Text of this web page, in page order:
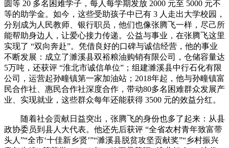
圆等 20 多名困难学子，每人每学期发放 2000 元至 5000 元不
等的助学金。如今，这些受助孩子中已有 3 人走出大学校园，
分别成为人民教师、银行职员，他们也像张腾飞一样，尽己所
能帮助身边人，让爱心接力传递。公益与事业，在张腾飞这里
实现了 “双向奔赴”。凭借良好的口碑与诚信经营，他的事业
不断发展：成立了濉溪县双裕粮油购销有限公司，仓储容量达
5万吨，还获评 “淮北市诚信单位”；组建濉溪县中行石化有限
公司，运营起孙疃镇第一家加油站；2018年起，他与孙疃镇富
民合作社、惠民合作社深度合作，带动80多名困难群众发展产
业、实现就业，这些群众每年还能获得 3500 元的效益分红。
随着社会贡献日益突出，张腾飞的身份也多了起来：从县
政协委员到县人大代表。他还先后获评 “全省农村青年致富带
头人”“全市‘十佳新乡贤’”“濉溪县脱贫攻坚贡献奖”“乡村振兴